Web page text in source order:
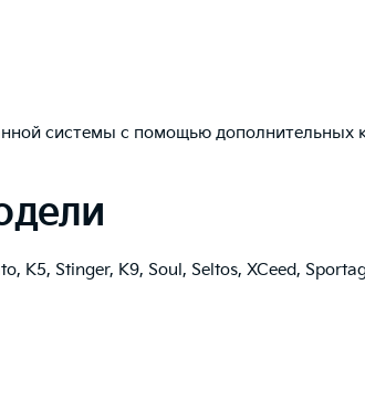
системы с помощью дополнительных
, K5, Stinger, K9, Soul, Seltos, XCeed,